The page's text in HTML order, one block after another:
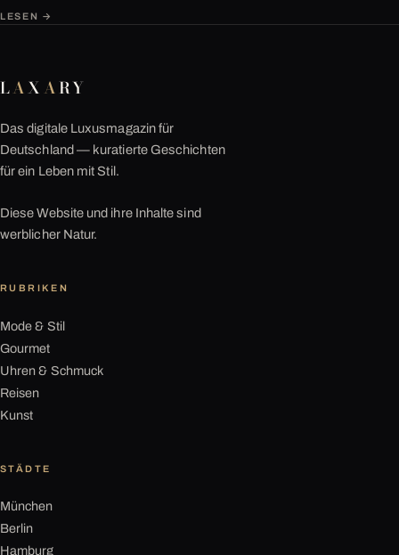
LESEN →
LAXARY
Das digitale Luxusmagazin für
Deutschland — kuratierte Geschichten
für ein Leben mit Stil.
Diese Website und ihre Inhalte sind
werblicher Natur.
RUBRIKEN
Mode & Stil
Gourmet
Uhren & Schmuck
Reisen
Kunst
STÄDTE
München
Berlin
Hamburg